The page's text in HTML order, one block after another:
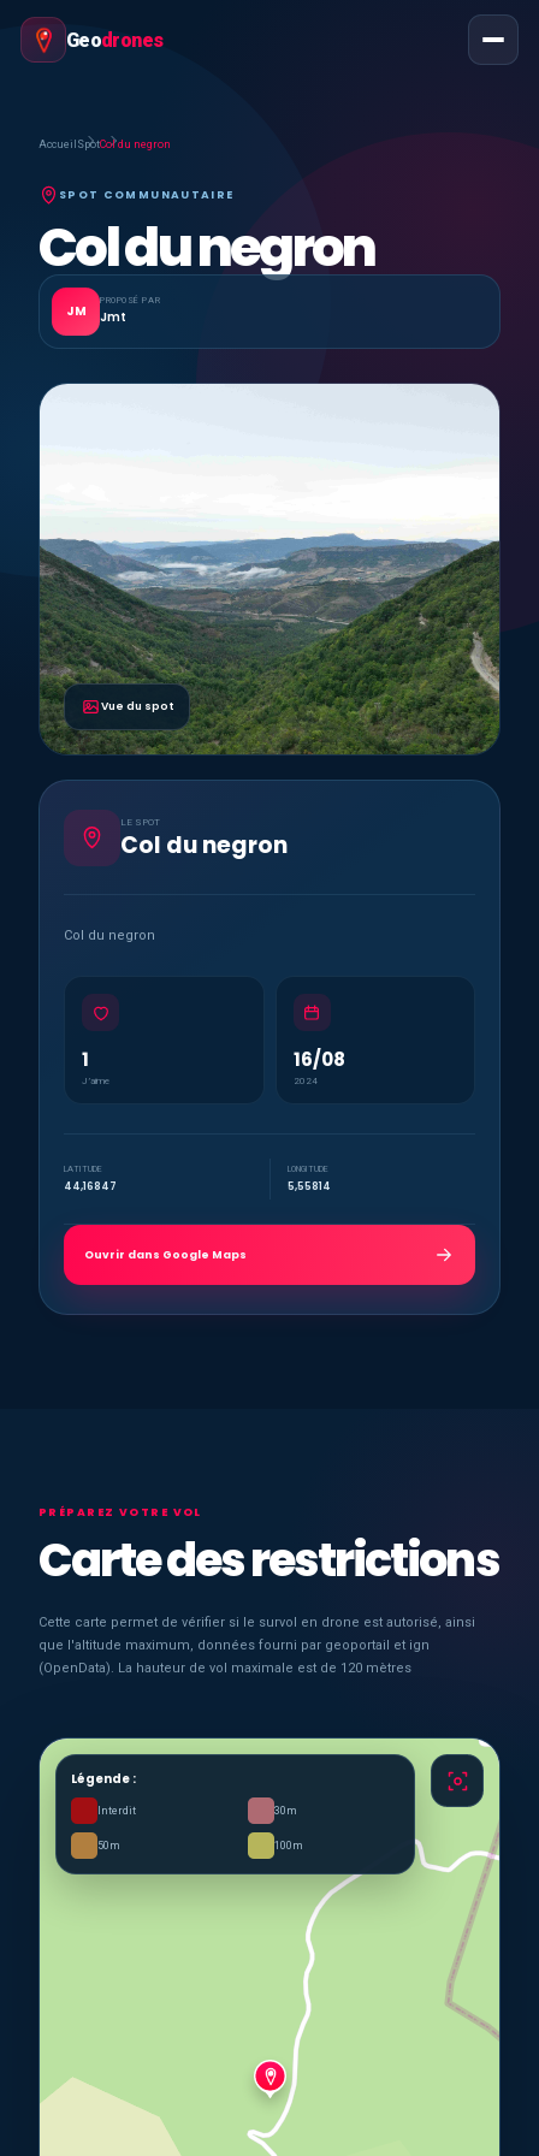
Geodrones
Accueil SpotCol du negron
SPOT COMMUNAUTAIRE
Col du negron
JM
PROPOSÉ PAR
Jmt
Vue du spot
LE SPOT
Col du negron
Col du negron
1
J’aime
16/08
2024
LATITUDE
44,16847
LONGITUDE
5,55814
Ouvrir dans Google Maps
PRÉPAREZ VOTRE VOL
Carte des restrictions
Cette carte permet de vérifier si le survol en drone est autorisé, ainsi
que l'altitude maximum, données fourni par geoportail et ign
(OpenData). La hauteur de vol maximale est de 120 mètres
Légende :
Interdit 30m
50m 100m